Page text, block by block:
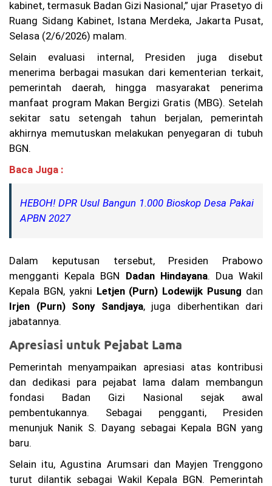
gi
h
sti
Hu
ku
m
W
ar
ga
ot
an
Pa
de
l
Be
ris
ng
M
al
m,
Fa
an
ka
n
kabinet, termasuk Badan Gizi Nasional,” ujar Prasetyo di
Ruang Sidang Kabinet, Istana Merdeka, Jakarta Pusat,
Selasa (2/6/2026) malam.
Selain evaluasi internal, Presiden juga disebut
menerima berbagai masukan dari kementerian terkait,
pemerintah daerah, hingga masyarakat penerima
manfaat program Makan Bergizi Gratis (MBG). Setelah
sekitar satu setengah tahun berjalan, pemerintah
akhirnya memutuskan melakukan penyegaran di tubuh
BGN.
Baca Juga :
HEBOH! DPR Usul Bangun 1.000 Bioskop Desa Pakai
APBN 2027
Dalam keputusan tersebut, Presiden Prabowo
mengganti Kepala BGN Dadan Hindayana. Dua Wakil
Kepala BGN, yakni Letjen (Purn) Lodewijk Pusung dan
Irjen (Purn) Sony Sandjaya, juga diberhentikan dari
jabatannya.
Apresiasi untuk Pejabat Lama
Pemerintah menyampaikan apresiasi atas kontribusi
dan dedikasi para pejabat lama dalam membangun
fondasi Badan Gizi Nasional sejak awal
pembentukannya. Sebagai pengganti, Presiden
menunjuk Nanik S. Dayang sebagai Kepala BGN yang
baru.
Selain itu, Agustina Arumsari dan Mayjen Trenggono
turut dilantik sebagai Wakil Kepala BGN. Pemerintah